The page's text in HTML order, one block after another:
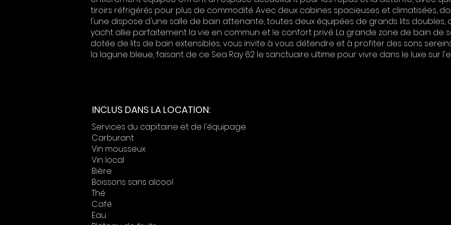
tiroirs réfrigérés pour plus de commodité. Avec deux cabines spacieuses et climatisées,
l'une dispose d'une salle de bain attenante, toutes deux équipées de grands lits doubles,
yacht allie parfaitement la vie en commun et le confort privé. La grande zone de bain de
dotée de lits de bain extensibles, vous invite à vous détendre et à profiter des sons
la lagune bleue, faisant de ce Sea Ray 62 le sanctuaire ultime pour vivre dans le luxe sur
INCLUS DANS LA LOCATION:
Services du capitaine et de l'équipage
Carburant
Vin mousseux
Vin local
Bière
Boissons sans alcool
Thé
Café
Eau